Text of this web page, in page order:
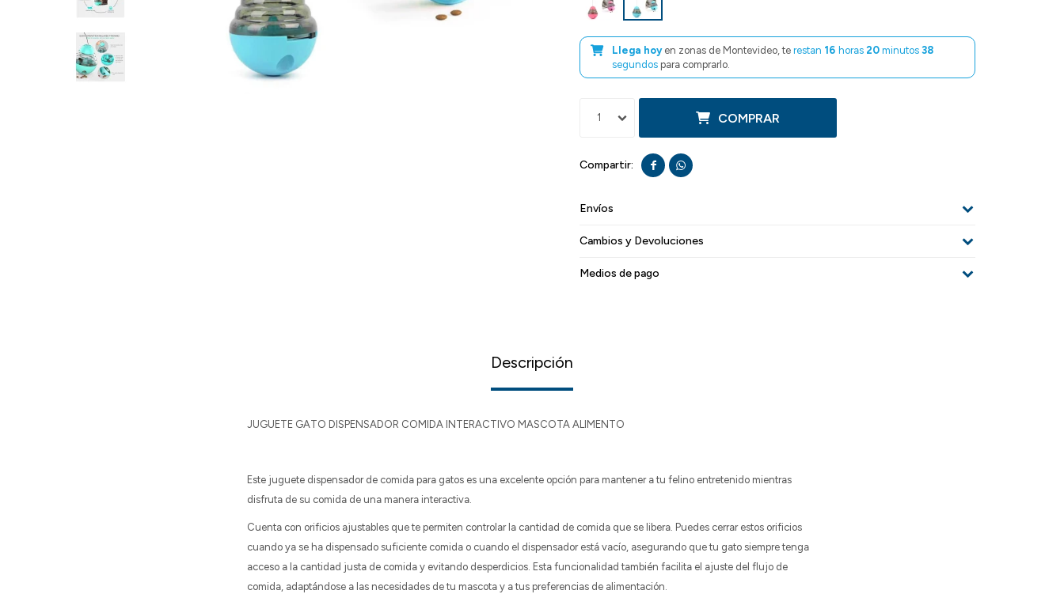
Llega hoy en zonas de Montevideo, te restan 16 horas 20 minutos 38
segundos para comprarlo.
1 COMPRAR
 
Envíos
Cambios y Devoluciones
Medios de pago
Descripción
JUGUETE GATO DISPENSADOR COMIDA INTERACTIVO MASCOTA ALIMENTO
Este juguete dispensador de comida para gatos es una excelente opción para mantener a tu felino entretenido mientras
disfruta de su comida de una manera interactiva.
Cuenta con orificios ajustables que te permiten controlar la cantidad de comida que se libera. Puedes cerrar estos orificios
cuando ya se ha dispensado suficiente comida o cuando el dispensador está vacío, asegurando que tu gato siempre tenga
acceso a la cantidad justa de comida y evitando desperdicios. Esta funcionalidad también facilita el ajuste del flujo de
comida, adaptándose a las necesidades de tu mascota y a tus preferencias de alimentación.